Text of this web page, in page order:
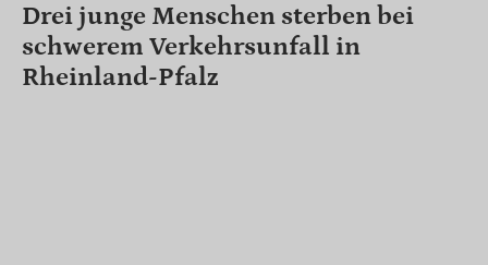
Drei junge Menschen sterben bei
schwerem Verkehrsunfall in
Rheinland-Pfalz